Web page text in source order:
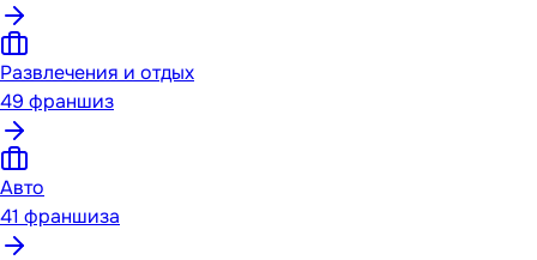
Развлечения и отдых
49 франшиз
Авто
41 франшиза